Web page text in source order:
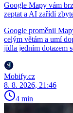
Google Mapy vám
zeptat a AI zařídí
Google proměnil
celým větám a umí
jídla jedním dotazem
Mobify.cz
8. 8. 2026, 21:46
4 min